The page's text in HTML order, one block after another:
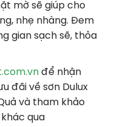
mờ sẽ giúp cho
nhẹ nhàng. Đem
gian sạch sẽ, thỏa
để nhận
đãi về sơn Dulux
và tham khảo
qua